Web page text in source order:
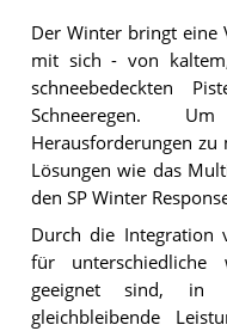
Der Winter bringt eine
mit sich - von
schneebedeckten
Schneeregen.
Herausforderungen
Lösungen wie das
den SP Winter
Durch die Integration
für unterschiedliche
geeignet sind, in
gleichbleibende